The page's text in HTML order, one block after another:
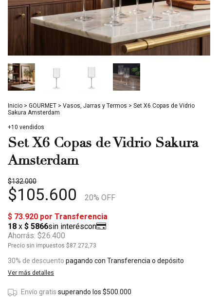
Inicio > GOURMET > Vasos, Jarras y Termos > Set X6 Copas de Vidrio
Sakura Amsterdam
+10 vendidos
Set X6 Copas de Vidrio Sakura
Amsterdam
$132.000
$105.600 20% OFF
Ahorrás: $26.400
Precio sin impuestos $87.272,73
30% de descuento pagando con Transferencia o depósito
Ver más detalles
Envío gratis superando los $500.000